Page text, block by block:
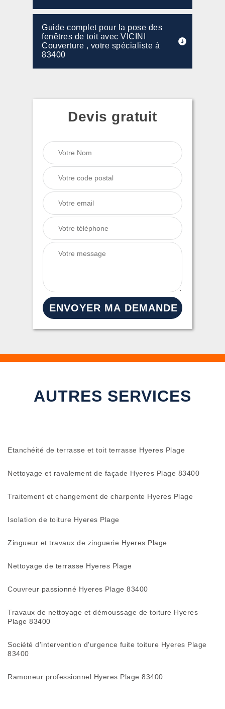
Guide complet pour la pose des
fenêtres de toit avec VICINI
Couverture , votre spécialiste à
83400
Devis gratuit
AUTRES SERVICES
Etanchéité de terrasse et toit terrasse Hyeres Plage
Nettoyage et ravalement de façade Hyeres Plage 83400
Traitement et changement de charpente Hyeres Plage
Isolation de toiture Hyeres Plage
Zingueur et travaux de zinguerie Hyeres Plage
Nettoyage de terrasse Hyeres Plage
Couvreur passionné Hyeres Plage 83400
Travaux de nettoyage et démoussage de toiture Hyeres
Plage 83400
Société d'intervention d'urgence fuite toiture Hyeres Plage
83400
Ramoneur professionnel Hyeres Plage 83400